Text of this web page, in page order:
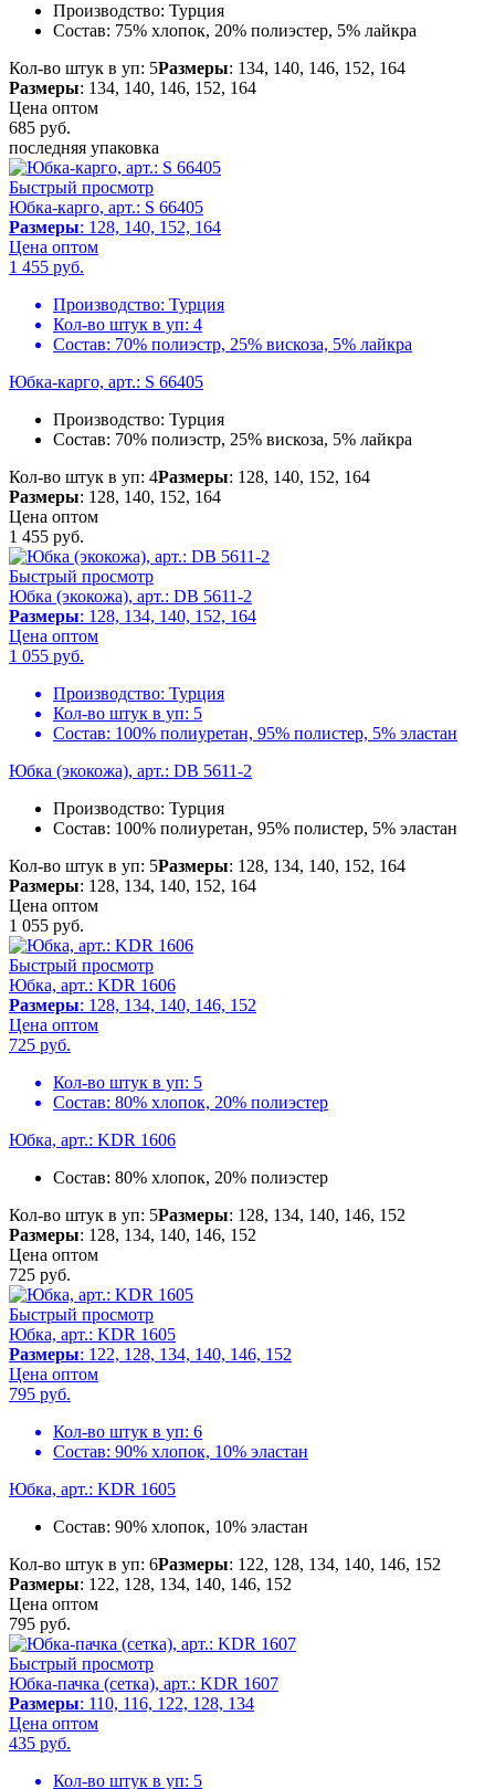
Производство: Турция
Состав: 75% хлопок, 20% полиэстер, 5% лайкра
Кол-во штук в уп: 5Размеры: 134, 140, 146, 152, 164
Размеры: 134, 140, 146, 152, 164
Цена оптом
685 руб.
последняя упаковка
Быстрый просмотр
Юбка-карго, арт.: S 66405
Размеры: 128, 140, 152, 164
Цена оптом
1 455 руб.
Производство: Турция
Кол-во штук в уп: 4
Состав: 70% полиэстр, 25% вискоза, 5% лайкра
Юбка-карго, арт.: S 66405
Производство: Турция
Состав: 70% полиэстр, 25% вискоза, 5% лайкра
Кол-во штук в уп: 4Размеры: 128, 140, 152, 164
Размеры: 128, 140, 152, 164
Цена оптом
1 455 руб.
Быстрый просмотр
Юбка (экокожа), арт.: DB 5611-2
Размеры: 128, 134, 140, 152, 164
Цена оптом
1 055 руб.
Производство: Турция
Кол-во штук в уп: 5
Состав: 100% полиуретан, 95% полистер, 5% эластан
Юбка (экокожа), арт.: DB 5611-2
Производство: Турция
Состав: 100% полиуретан, 95% полистер, 5% эластан
Кол-во штук в уп: 5Размеры: 128, 134, 140, 152, 164
Размеры: 128, 134, 140, 152, 164
Цена оптом
1 055 руб.
Быстрый просмотр
Юбка, арт.: KDR 1606
Размеры: 128, 134, 140, 146, 152
Цена оптом
725 руб.
Кол-во штук в уп: 5
Состав: 80% хлопок, 20% полиэстер
Юбка, арт.: KDR 1606
Состав: 80% хлопок, 20% полиэстер
Кол-во штук в уп: 5Размеры: 128, 134, 140, 146, 152
Размеры: 128, 134, 140, 146, 152
Цена оптом
725 руб.
Быстрый просмотр
Юбка, арт.: KDR 1605
Размеры: 122, 128, 134, 140, 146, 152
Цена оптом
795 руб.
Кол-во штук в уп: 6
Состав: 90% хлопок, 10% эластан
Юбка, арт.: KDR 1605
Состав: 90% хлопок, 10% эластан
Кол-во штук в уп: 6Размеры: 122, 128, 134, 140, 146, 152
Размеры: 122, 128, 134, 140, 146, 152
Цена оптом
795 руб.
Быстрый просмотр
Юбка-пачка (сетка), арт.: KDR 1607
Размеры: 110, 116, 122, 128, 134
Цена оптом
435 руб.
Кол-во штук в уп: 5